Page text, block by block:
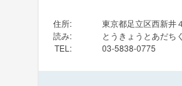
住所:
東京都足立区西新井
読み:
とうきょうとあだち
TEL : 03-5838-0775